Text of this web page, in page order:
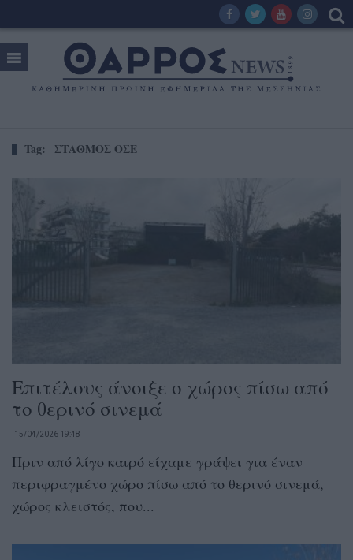
Tag: ΣΤΑΘΜΟΣ ΟΣΕ
Επιτέλους άνοιξε ο χώρος πίσω από
το θερινό σινεμά
15/04/2026 19:48
Πριν από λίγο καιρό είχαμε γράψει για έναν
περιφραγμένο χώρο πίσω από το θερινό σινεμά,
χώρος κλειστός, που...